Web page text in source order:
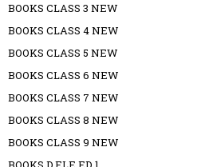
BOOKS CLASS 3 NEW
BOOKS CLASS 4 NEW
BOOKS CLASS 5 NEW
BOOKS CLASS 6 NEW
BOOKS CLASS 7 NEW
BOOKS CLASS 8 NEW
BOOKS CLASS 9 NEW